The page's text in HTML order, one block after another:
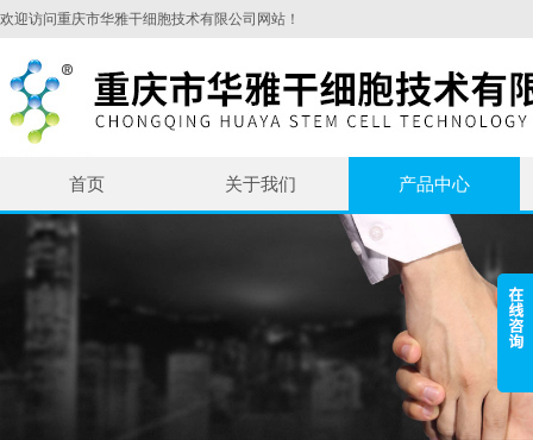
欢迎访问重庆市华雅干细胞技术有限公司网站！
首页 关于我们 产品中心